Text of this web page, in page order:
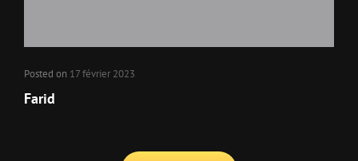
Posted on 17 février 2023
Farid